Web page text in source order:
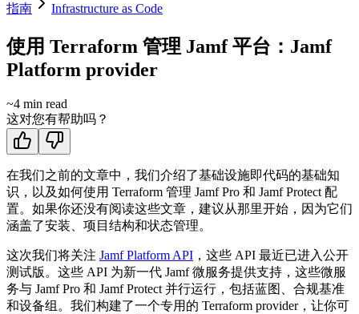
指南 Infrastructure as Code
使用 Terraform 管理 Jamf 平台：Jamf
Platform provider
~4 min read
这对您有帮助吗？
在我们之前的文章中，我们介绍了基础设施即代码的基础知
识，以及如何使用 Terraform 管理 Jamf Pro 和 Jamf Protect 配
置。如果你还没有阅读这些文章，建议从那里开始，因为它们
涵盖了安装、项目结构和状态管理。
这次我们将关注 Jamf Platform API ，这些 API 最近已进入公开
测试版。这些 API 为新一代 Jamf 微服务提供支持，这些微服
务与 Jamf Pro 和 Jamf Protect 并行运行，包括蓝图、合规基准
和设备组。我们构建了一个专用的 Terraform provider，让你可